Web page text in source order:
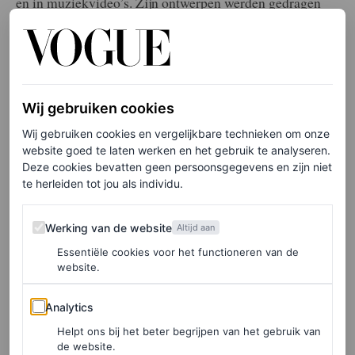
door sterren als Beyoncé, Dua Lipa en Megan Thee
Stallion – vaak met miljoenen views tot gevolg.
Elke week onze beste artikelen in je inbox?
Schrijf je hier in voor de Vogue-nieuwsbrief.
Dat Castro Freitas nu het stokje overneemt, luidt een
nieuw hoofdstuk in voor het huis. “Een grote eer”, noemt
carrière er een om u tegen te zeggen. Na een opleiding
als John Galliano bij Dior, Stefano Pilati bij YSL en
Alber Elbaz bij Lanvin. Ook was hij hoofd tailoring bij
Wij gebruiken cookies
Wij gebruiken cookies en vergelijkbare technieken om onze
website goed te laten werken en het gebruik te analyseren.
Deze cookies bevatten geen persoonsgegevens en zijn niet
te herleiden tot jou als individu.
Werking van de website
Werking van de website Altijd aan
Essentiële cookies voor het functioneren van de
website.
Analytics
Analytics
Helpt ons bij het beter begrijpen van het gebruik van
de website.